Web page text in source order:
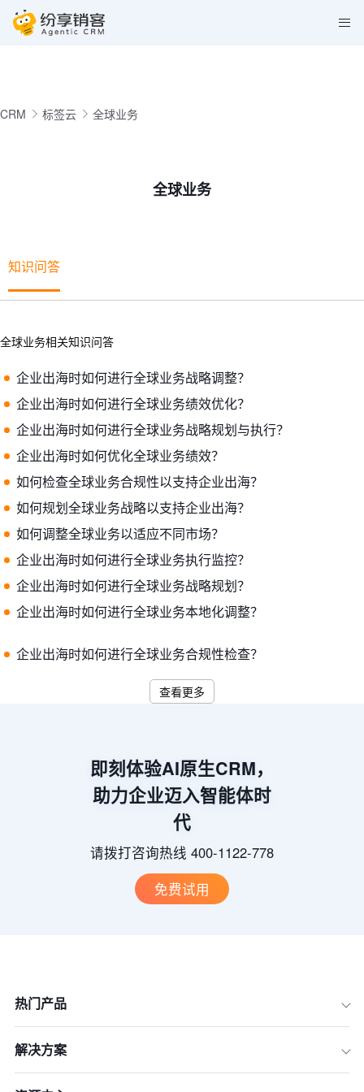
CRM 标签云 全球业务
全球业务
知识问答
全球业务相关知识问答
企业出海时如何进行全球业务战略调整？
企业出海时如何进行全球业务绩效优化？
企业出海时如何进行全球业务战略规划与执行？
企业出海时如何优化全球业务绩效？
如何检查全球业务合规性以支持企业出海？
如何规划全球业务战略以支持企业出海？
如何调整全球业务以适应不同市场？
企业出海时如何进行全球业务执行监控？
企业出海时如何进行全球业务战略规划？
企业出海时如何进行全球业务本地化调整？
企业出海时如何进行全球业务合规性检查？
查看更多
即刻体验AI原生CRM，
助力企业迈入智能体时
代
请拨打咨询热线 400-1122-778
免费试用
热门产品
解决方案